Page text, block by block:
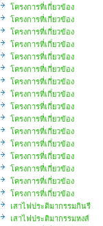
โครงการที่เกี่ยวข้อง
โครงการที่เกี่ยวข้อง
โครงการที่เกี่ยวข้อง
โครงการที่เกี่ยวข้อง
โครงการที่เกี่ยวข้อง
โครงการที่เกี่ยวข้อง
โครงการที่เกี่ยวข้อง
โครงการที่เกี่ยวข้อง
โครงการที่เกี่ยวข้อง
โครงการที่เกี่ยวข้อง
โครงการที่เกี่ยวข้อง
โครงการที่เกี่ยวข้อง
โครงการที่เกี่ยวข้อง
โครงการที่เกี่ยวข้อง
โครงการที่เกี่ยวข้อง
โครงการที่เกี่ยวข้อง
เสาไฟประติมากรรมกินรี
เสาไฟประติมากรรมหงส์